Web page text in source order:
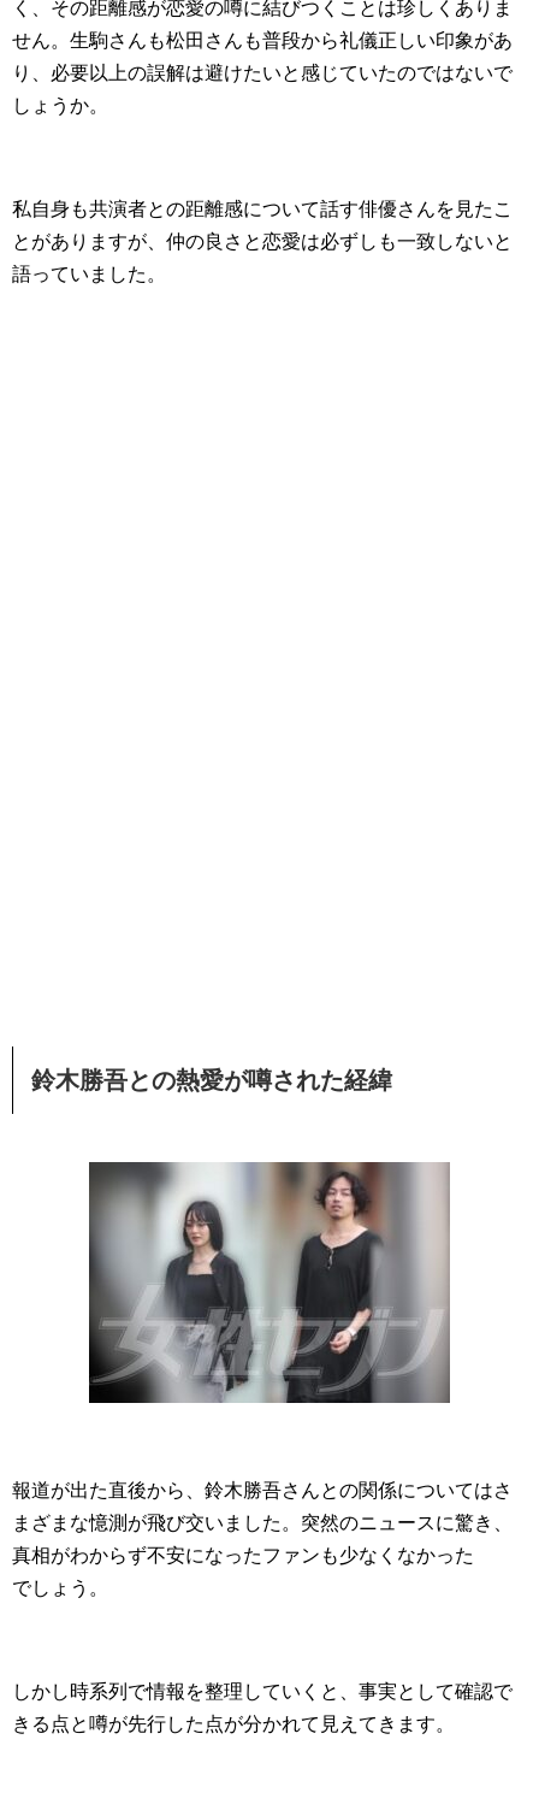
く、その距離感が恋愛の噂に結びつくことは珍しくありま
せん。生駒さんも松田さんも普段から礼儀正しい印象があ
り、必要以上の誤解は避けたいと感じていたのではないで
しょうか。
私自身も共演者との距離感について話す俳優さんを見たこ
とがありますが、仲の良さと恋愛は必ずしも一致しないと
語っていました。
鈴木勝吾との熱愛が噂された経緯
報道が出た直後から、鈴木勝吾さんとの関係についてはさ
まざまな憶測が飛び交いました。突然のニュースに驚き、
真相がわからず不安になったファンも少なくなかった
でしょう。
しかし時系列で情報を整理していくと、事実として確認で
きる点と噂が先行した点が分かれて見えてきます。